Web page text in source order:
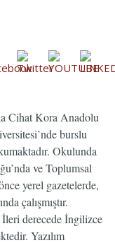
Cihat Kora Anadolu
burslu
Okulunda
ve Toplumsal
yerel gazetelerde,
çalışmıştır.
derecede İngilizce
Yazılım